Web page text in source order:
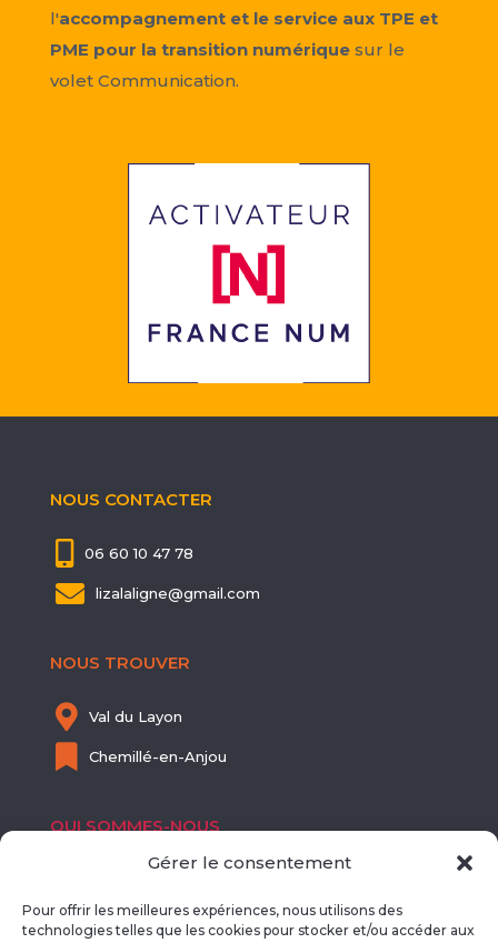
Gérer le consentement
Pour offrir les meilleures expériences, nous utilisons des
technologies telles que les cookies pour stocker et/ou accéder aux
l'accompagnement et le service aux TPE et
PME pour la transition numériquesur le
volet Communication.
NOUS CONTACTER
 06 60 10 47 78
 lizalaligne@gmail.com
NOUS TROUVER
 Val du Layon
 Chemillé-en-Anjou
QUI SOMMES-NOUS
 NDA : 52490508249